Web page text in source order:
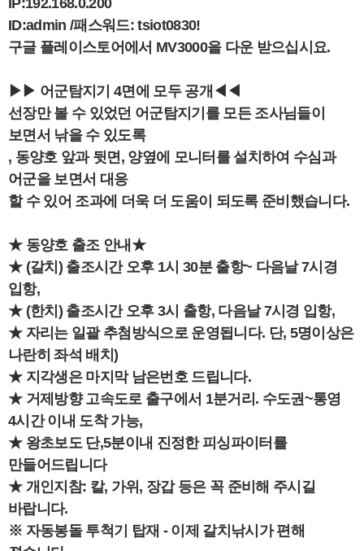
IP:192.168.0.200
ID:admin /패스워드: tsiot0830!
구글 플레이스토어에서 MV3000을 다운 받으십시요.
▶▶ 어군탐지기 4면에 모두 공개◀◀
선장만 볼 수 있었던 어군탐지기를 모든 조사님들이
보면서 낚을 수 있도록
, 동양호 앞과 뒷면, 양옆에 모니터를 설치하여 수심과
어군을 보면서 대응
할 수 있어 조과에 더욱 더 도움이 되도록 준비했습니다.
★ 동양호 출조 안내★
★ (갈치) 출조시간 오후 1시 30분 출항~ 다음날 7시경
입항,
★ (한치) 출조시간 오후 3시 출항, 다음날 7시경 입항,
★ 자리는 일괄 추첨방식으로 운영됩니다. 단, 5명이상은
나란히 좌석 배치)
★ 지각생은 마지막 남은번호 드립니다.
★ 거제방향 고속도로 출구에서 1분거리. 수도권~통영
4시간 이내 도착 가능,
★ 왕초보도 단,5분이내 진정한 피싱파이터를
만들어드립니다
★ 개인지참: 칼, 가위, 장갑 등은 꼭 준비해 주시길
바랍니다.
※ 자동봉돌 투척기 탑재 - 이제 갈치낚시가 편해